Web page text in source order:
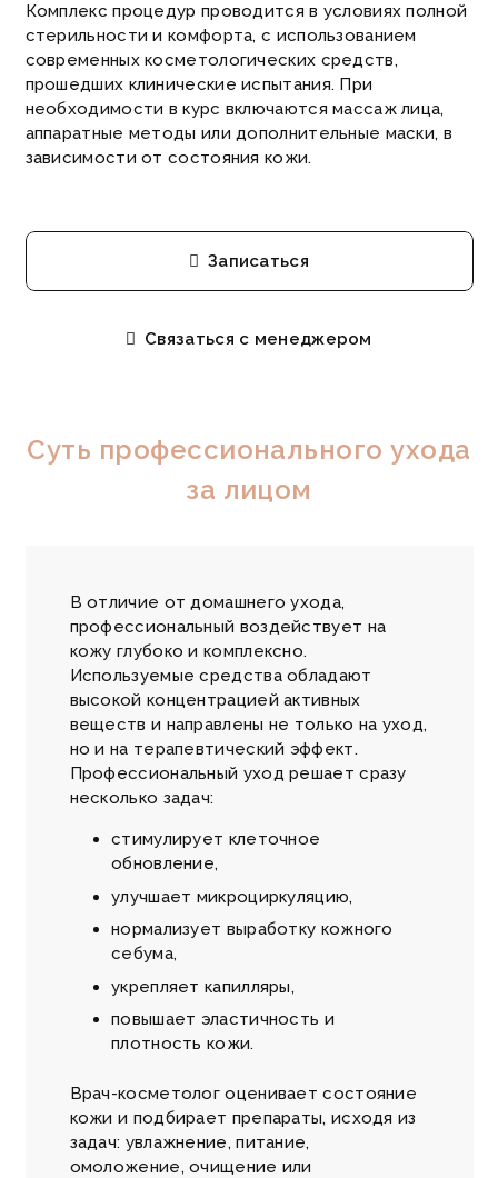
Комплекс процедур проводится в условиях полной
стерильности и комфорта, с использованием
современных косметологических средств,
прошедших клинические испытания. При
необходимости в курс включаются массаж лица,
аппаратные методы или дополнительные маски, в
зависимости от состояния кожи.
Записаться
Связаться с менеджером
Суть профессионального ухода
за лицом
В отличие от домашнего ухода,
профессиональный воздействует на
кожу глубоко и комплексно.
Используемые средства обладают
высокой концентрацией активных
веществ и направлены не только на уход,
но и на терапевтический эффект.
Профессиональный уход решает сразу
несколько задач:
стимулирует клеточное
обновление,
улучшает микроциркуляцию,
нормализует выработку кожного
себума,
укрепляет капилляры,
повышает эластичность и
плотность кожи.
Врач-косметолог оценивает состояние
кожи и подбирает препараты, исходя из
задач: увлажнение, питание,
омоложение, очищение или